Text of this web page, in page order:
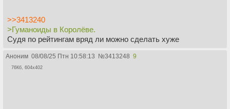
>>3413240
>Гуманоиды в Королёве.
Судя по рейтингам вряд ли можно сделать хуже
Аноним 08/08/25 Птн 10:58:13 №3413248 9
76Кб, 604x402